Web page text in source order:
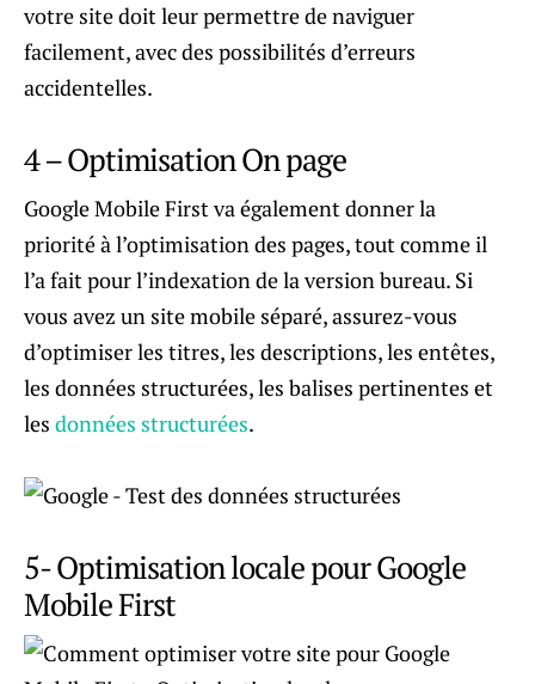
votre site doit leur permettre de naviguer
facilement, avec des possibilités d’erreurs
accidentelles.
4 – Optimisation On page
Google Mobile First va également donner la
priorité à l’optimisation des pages, tout comme il
l’a fait pour l’indexation de la version bureau. Si
vous avez un site mobile séparé, assurez-vous
d’optimiser les titres, les descriptions, les entêtes,
les données structurées, les balises pertinentes et
les données structurées.
5- Optimisation locale pour Google
Mobile First